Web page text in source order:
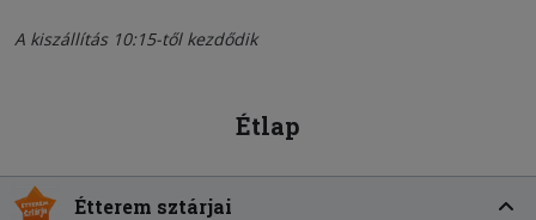
A kiszállítás 10:15-től kezdődik
Étlap
Étterem sztárjai